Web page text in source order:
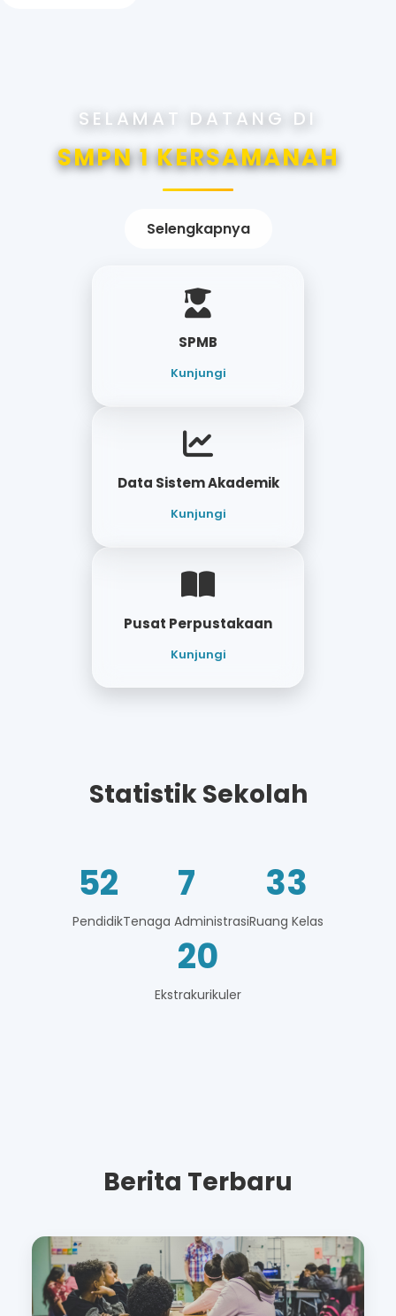
SELAMAT DATANG DI
SMPN 1 KERSAMANAH
Selengkapnya
SPMB
Kunjungi
Data Sistem Akademik
Kunjungi
Pusat Perpustakaan
Kunjungi
Statistik Sekolah
52
Pendidik
7
Tenaga Administrasi
33
Ruang Kelas
20
Ekstrakurikuler
Berita Terbaru